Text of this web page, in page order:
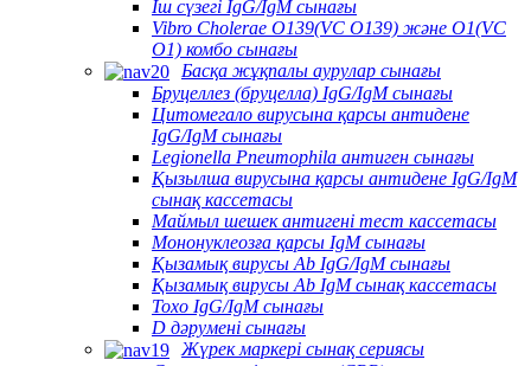
Іш сүзегі IgG/IgM сынағы
Vibro Cholerae O139(VC O139) және O1(VC
O1) комбо сынағы
Басқа жұқпалы аурулар сынағы
Бруцеллез (бруцелла) IgG/IgM сынағы
Цитомегало вирусына қарсы антидене
IgG/IgM сынағы
Legionella Pneumophila антиген сынағы
Қызылша вирусына қарсы антидене IgG/IgM
сынақ кассетасы
Маймыл шешек антигені тест кассетасы
Мононуклеозға қарсы IgM сынағы
Қызамық вирусы Ab IgG/IgM сынағы
Қызамық вирусы Ab IgM сынақ кассетасы
Toxo IgG/IgM сынағы
D дәрумені сынағы
Жүрек маркері сынақ сериясы